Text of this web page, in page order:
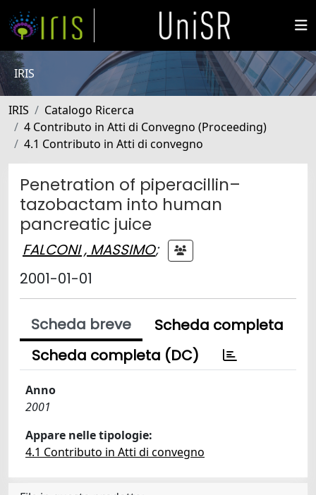
IRIS
IRIS
Catalogo Ricerca
4 Contributo in Atti di Convegno (Proceeding)
4.1 Contributo in Atti di convegno
Penetration of piperacillin–
tazobactam into human
pancreatic juice
FALCONI , MASSIMO;
2001-01-01
Scheda breve
Scheda completa
Scheda completa (DC)
Anno
2001
Appare nelle tipologie:
4.1 Contributo in Atti di convegno